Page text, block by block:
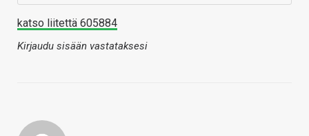
katso liitettä 605884
Kirjaudu sisään vastataksesi